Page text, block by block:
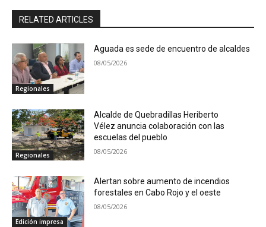
RELATED ARTICLES
Regionales
Aguada es sede de encuentro de alcaldes
08/05/2026
Regionales
Alcalde de Quebradillas Heriberto
Vélez anuncia colaboración con las
escuelas del pueblo
08/05/2026
Edición impresa
Alertan sobre aumento de incendios
forestales en Cabo Rojo y el oeste
08/05/2026